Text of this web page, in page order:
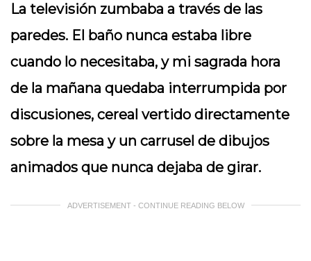
La televisión zumbaba a través de las
paredes. El baño nunca estaba libre
cuando lo necesitaba, y mi sagrada hora
de la mañana quedaba interrumpida por
discusiones, cereal vertido directamente
sobre la mesa y un carrusel de dibujos
animados que nunca dejaba de girar.
ADVERTISEMENT - CONTINUE READING BELOW